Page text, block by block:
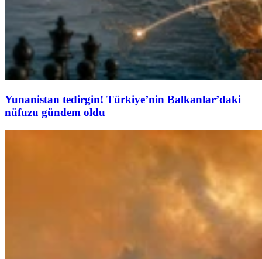
Yunanistan tedirgin! Türkiye’nin Balkanlar’daki
nüfuzu gündem oldu